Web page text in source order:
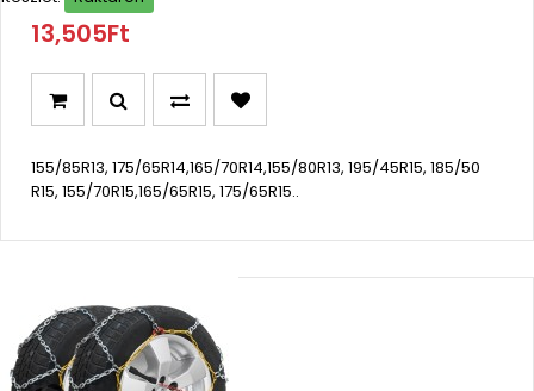
13,505Ft
155/85R13, 175/65R14,165/70R14,155/80R13, 195/45R15, 185/50
R15, 155/70R15,165/65R15, 175/65R15..